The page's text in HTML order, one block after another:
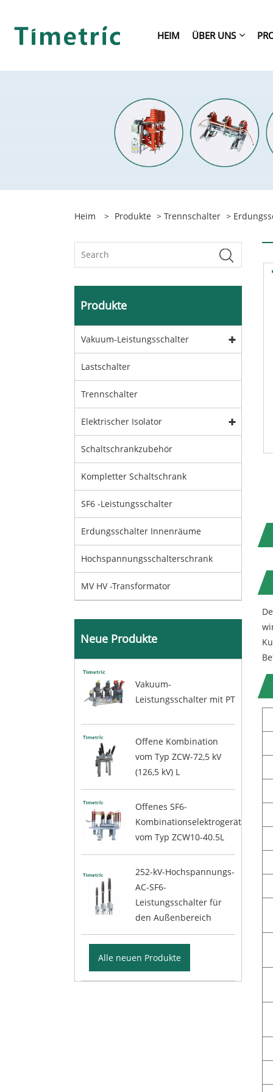
HEIM ÜBER UNS
Heim > Produkte > Trennschalter >
Produkte
Vakuum-Leistungsschalter
Lastschalter
Trennschalter
Elektrischer Isolator
Schaltschrankzubehör
Kompletter Schaltschrank
SF6 -Leistungsschalter
Erdungsschalter Innenräume
Hochspannungsschalterschrank
MV HV -Transformator
Neue Produkte
Vakuum-
Leistungsschalter mit PT
Offene Kombination
vom Typ ZCW-72,5 kV
(126,5 kV) L
Offenes SF6-
Kombinationselektrogerät
vom Typ ZCW10-40.5L
252-kV-Hochspannungs-
AC-SF6-
Leistungsschalter für
den Außenbereich
Alle neuen Produkte